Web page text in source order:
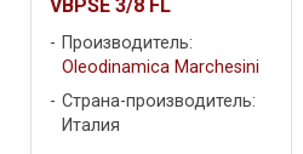
VBPSE 3/8 FL
Производитель:
Oleodinamica Marchesini
Страна-производитель:
Италия